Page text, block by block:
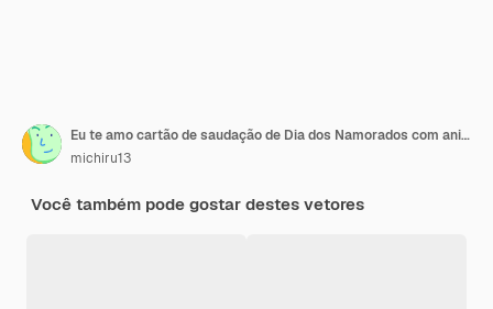
Eu te amo cartão de saudação de Dia dos Namorados com animal herói bonito com olhos bonitos expressivo
michiru13
Você também pode gostar destes vetores